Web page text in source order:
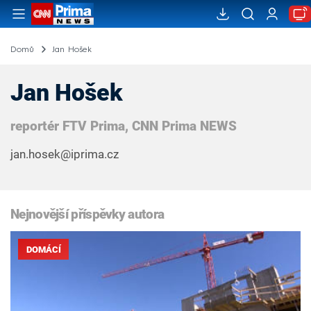
Domů Jan Hošek
Jan Hošek
reportér FTV Prima, CNN Prima NEWS
jan.hosek@iprima.cz
Nejnovější příspěvky autora
DOMÁCÍ